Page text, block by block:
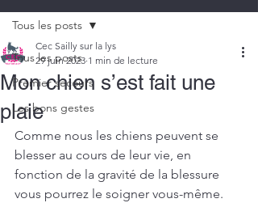
Tous les posts
Premier secours
Les bons gestes
Tous les posts
Mon chien s’est fait une
plaie
Cec Sailly sur la lys
29 juin 2023 1 min de lecture
Comme nous les chiens peuvent se
blesser au cours de leur vie, en
fonction de la gravité de la blessure
vous pourrez le soigner vous-même.